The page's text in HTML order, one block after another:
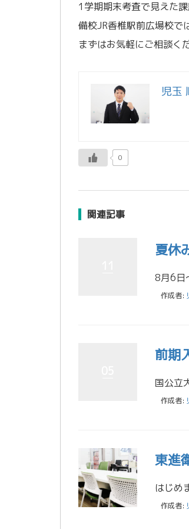
1学期期末考査で見えた
備校JR香椎駅前広場校で
まずはお気軽にご相談く
児玉
0
関連記事
夏休
作成者:
前期
作成者:
東進
作成者: